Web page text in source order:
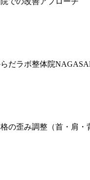
だラボ整体院
の歪み調整（首・肩・